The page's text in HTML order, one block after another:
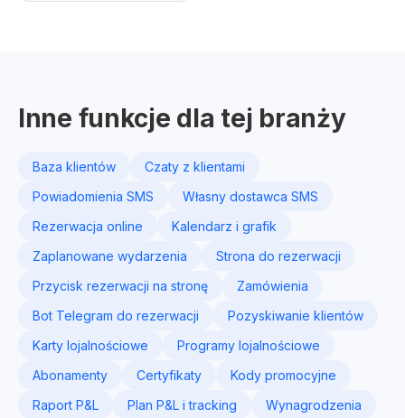
Inne funkcje dla tej branży
Baza klientów
Czaty z klientami
Powiadomienia SMS
Własny dostawca SMS
Rezerwacja online
Kalendarz i grafik
Zaplanowane wydarzenia
Strona do rezerwacji
Przycisk rezerwacji na stronę
Zamówienia
Bot Telegram do rezerwacji
Pozyskiwanie klientów
Karty lojalnościowe
Programy lojalnościowe
Abonamenty
Certyfikaty
Kody promocyjne
Raport P&L
Plan P&L i tracking
Wynagrodzenia